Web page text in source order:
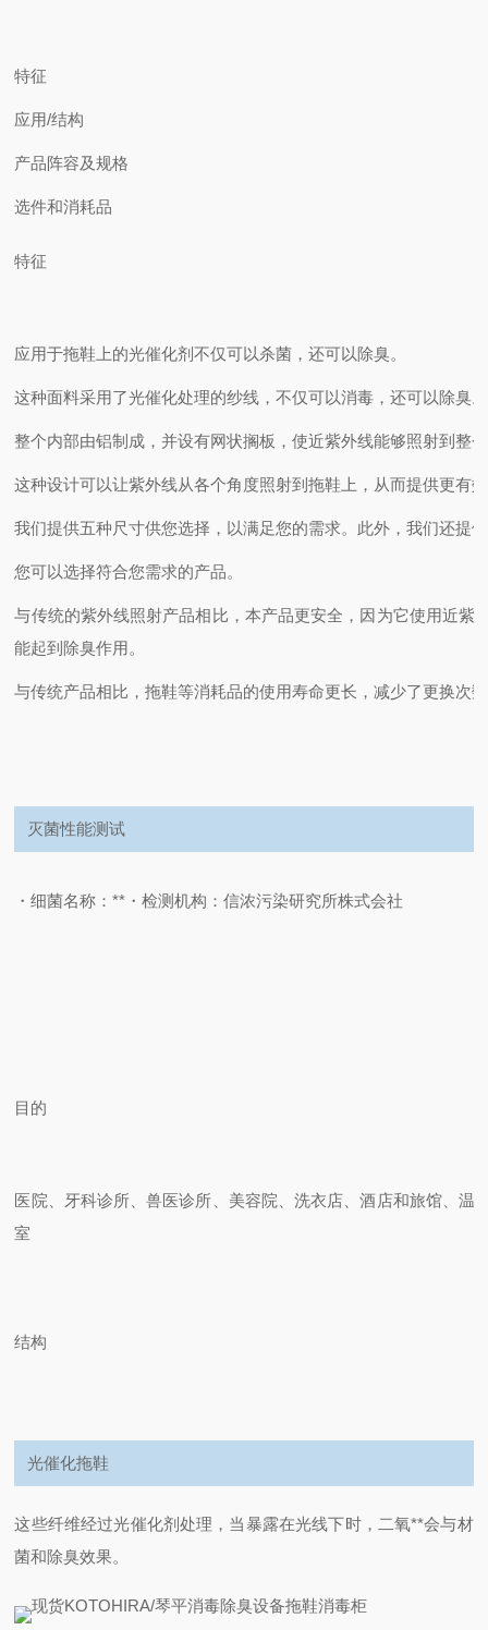
特征
应用/结构
产品阵容及规格
选件和消耗品
特征
应用于拖鞋上的光催化剂不仅可以杀菌，还可以除臭。
这种面料采用了光催化处理的纱线，不仅可以消毒，还可以除臭。
整个内部由铝制成，并设有网状搁板，使近紫外线能够照射到整
这种设计可以让紫外线从各个角度照射到拖鞋上，从而提供更有
我们提供五种尺寸供您选择，以满足您的需求。 此外，我们还提
您可以选择符合您需求的产品。
与传统的紫外线照射产品相比，本产品更安全，因为它使用近紫
能起到除臭作用。
与传统产品相比，拖鞋等消耗品的使用寿命更长，减少了更换次
灭菌性能测试
・细菌名称：** ・检测机构：信浓污染研究所株式会社
目的
医院、牙科诊所、兽医诊所、美容院、洗衣店、酒店和旅馆、
室
结构
光催化拖鞋
这些纤维经过光催化剂处理，当暴露在光线下时，二氧**会与材
菌和除臭效果。